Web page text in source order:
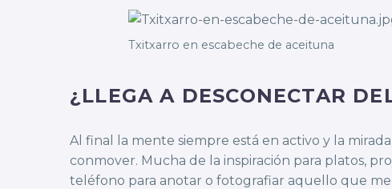
Txitxarro en escabeche de aceituna
¿LLEGA A DESCONECTAR
Al final la mente siempre está en activo y la
conmover. Mucha de la inspiración para platos,
teléfono para anotar o fotografiar aquello que